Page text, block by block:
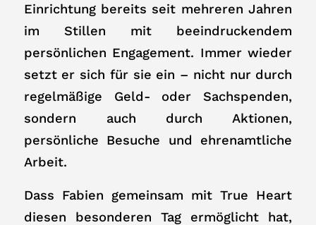
Einrichtung bereits seit mehreren Jahren
im Stillen mit beeindruckendem
persönlichen Engagement. Immer wieder
setzt er sich für sie ein – nicht nur durch
regelmäßige Geld- oder Sachspenden,
sondern auch durch Aktionen,
persönliche Besuche und ehrenamtliche
Arbeit.
Dass Fabien gemeinsam mit True Heart
diesen besonderen Tag ermöglicht hat,